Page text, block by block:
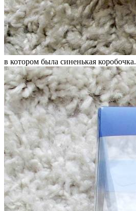
в котором была синенькая коробочка.